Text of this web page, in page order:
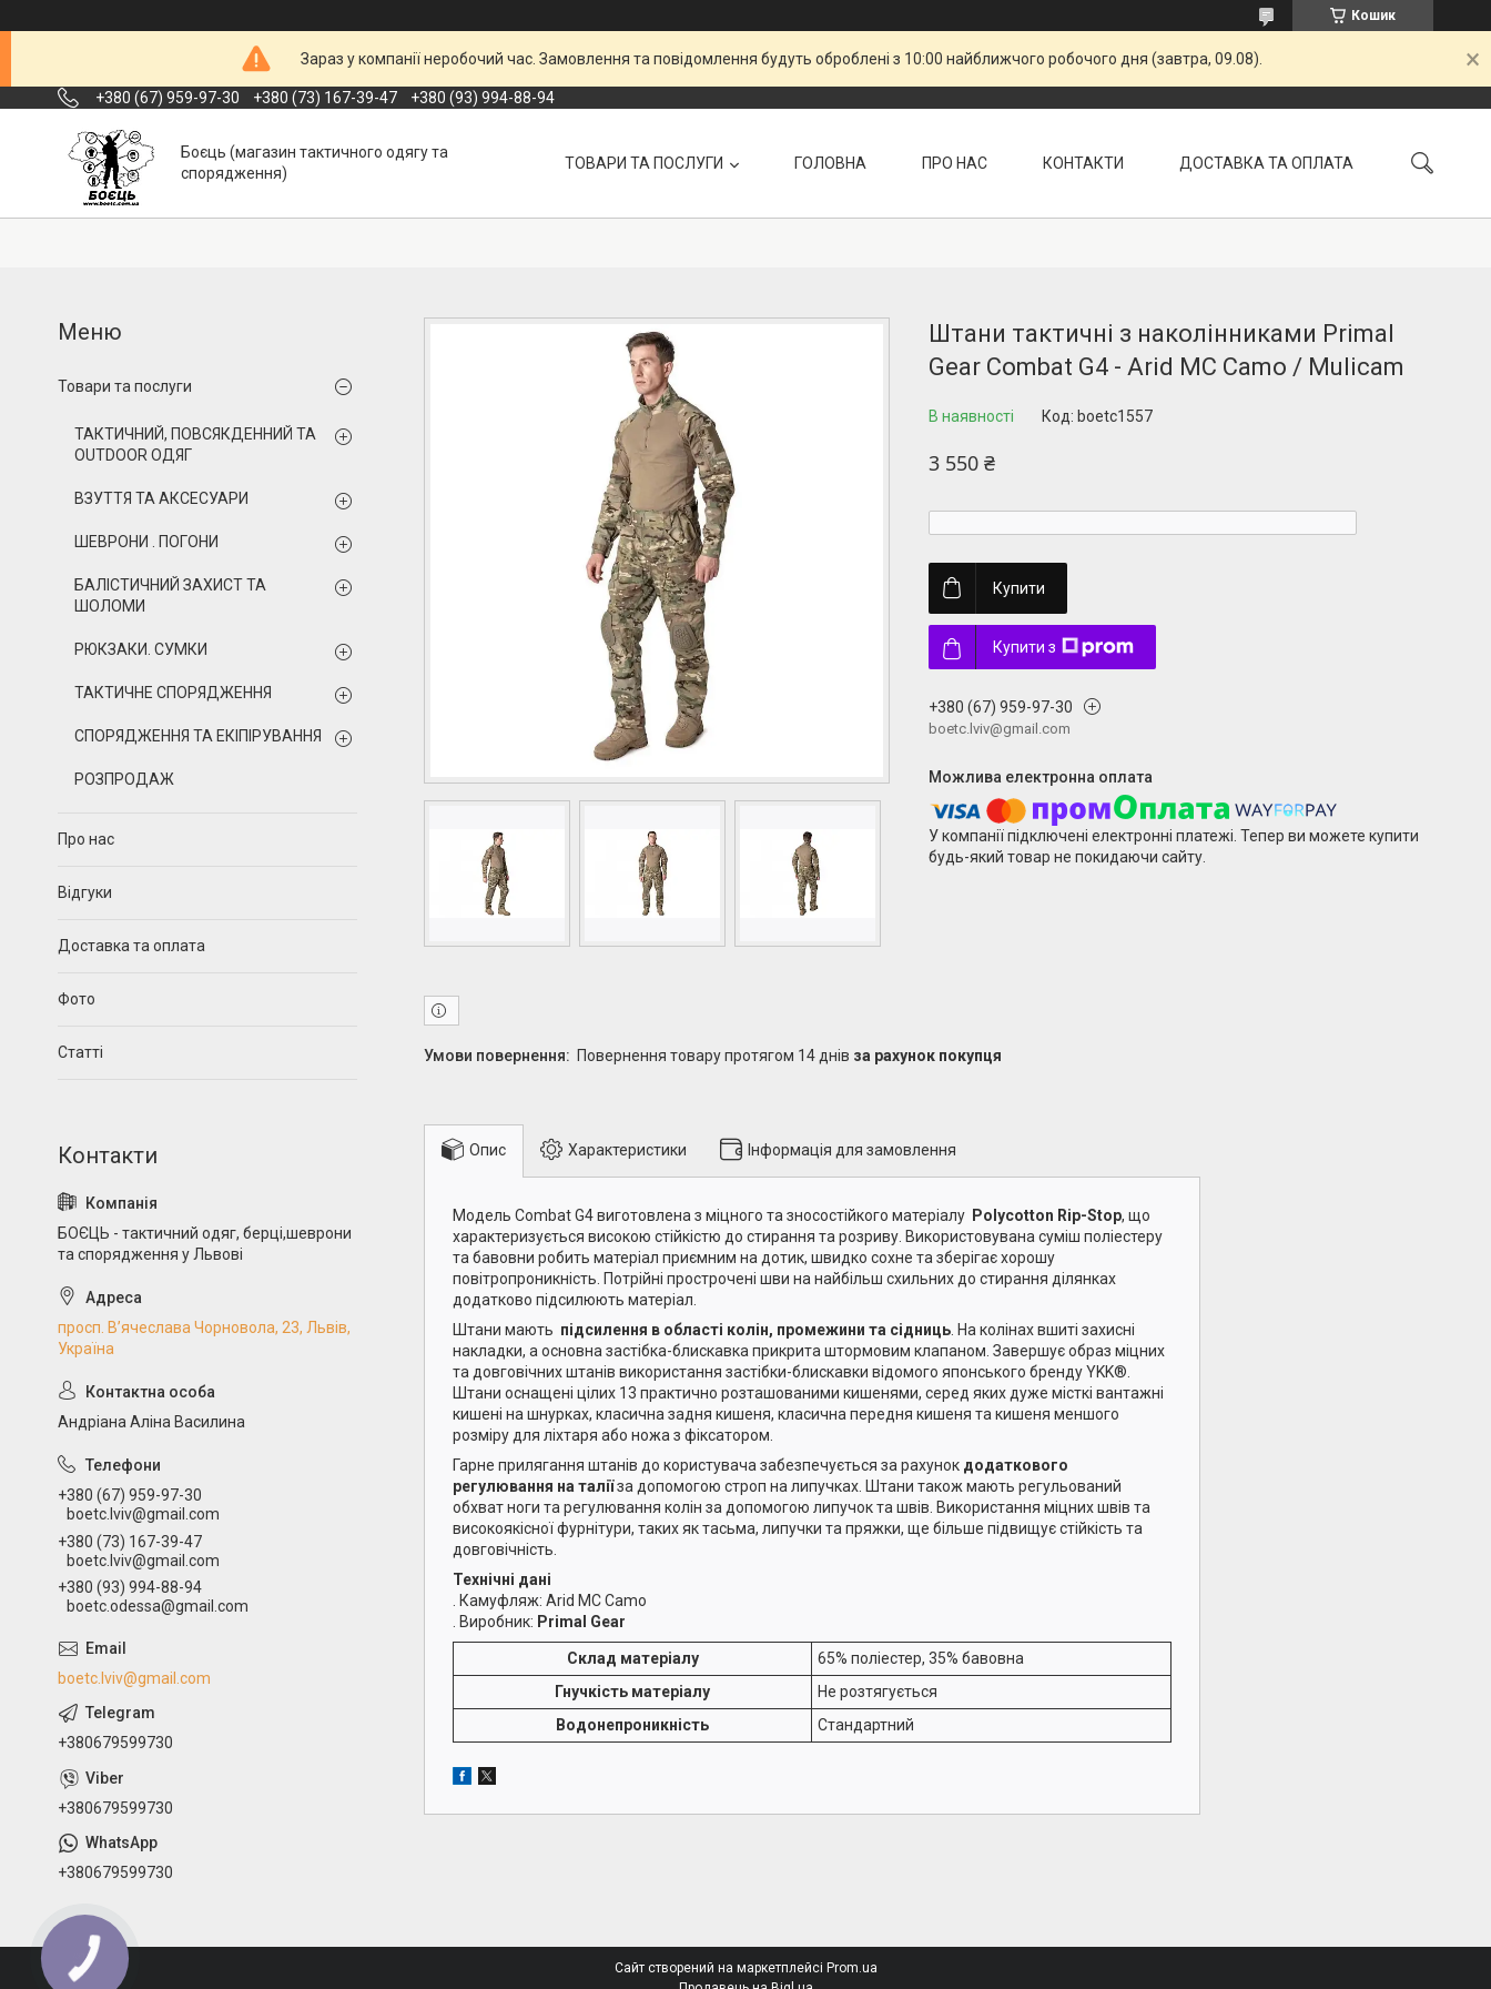
Кошик
Зараз у компанії неробочий час. Замовлення та повідомлення будуть оброблені з 10:00 найближчого робочого дня (завтра, 09.08).
+380 (67) 959-97-30 +380 (73) 167-39-47 +380 (93) 994-88-94
Боєць (магазин тактичного одягу та
спорядження)
ТОВАРИ ТА ПОСЛУГИ ГОЛОВНА ПРО НАС КОНТАКТИ ДОСТАВКА ТА ОПЛАТА
Штани тактичні з наколінниками Primal
Gear Combat G4 - Arid MC Camo / Mulicam
В наявності Код: boetc1557
3 550 ₴
Купити
Купити з
+380 (67) 959-97-30
boetc.lviv@gmail.com
У компанії підключені електронні платежі. Тепер ви можете купити
будь-який товар не покидаючи сайту.
повернення товару протягом 14 днів за рахунок покупця
Опис Характеристики Інформація для замовлення
Модель Combat G4 виготовлена з міцного та зносостійкого матеріалу Polycotton Rip-Stop, що
характеризується високою стійкістю до стирання та розриву. Використовувана суміш поліестеру
та бавовни робить матеріал приємним на дотик, швидко сохне та зберігає хорошу
повітропроникність. Потрійні прострочені шви на найбільш схильних до стирання ділянках
додатково підсилюють матеріал.
Штани мають підсилення в області колін, промежини та сідниць . На колінах вшиті захисні
накладки, а основна застібка-блискавка прикрита штормовим клапаном. Завершує образ міцних
та довговічних штанів використання застібки-блискавки відомого японського бренду YKK®.
Штани оснащені цілих 13 практично розташованими кишенями, серед яких дуже місткі вантажні
кишені на шнурках, класична задня кишеня, класична передня кишеня та кишеня меншого
розміру для ліхтаря або ножа з фіксатором.
Гарне прилягання штанів до користувача забезпечується за рахунок додаткового
регулювання на таліїза допомогою строп на липучках. Штани також мають регульований
обхват ноги та регулювання колін за допомогою липучок та швів. Використання міцних швів та
високоякісної фурнітури, таких як тасьма, липучки та пряжки, ще більше підвищує стійкість та
довговічність.
Технічні дані
. Камуфляж: Arid MC Camo
. Виробник: Primal Gear
Склад матеріалу
65% поліестер, 35% бавовна
Гнучкість матеріалу
Не розтягується
Водонепроникність
Стандартний
Товари та послуги
ТАКТИЧНИЙ, ПОВСЯКДЕННИЙ ТА
OUTDOOR ОДЯГ
ВЗУТТЯ ТА АКСЕСУАРИ
ШЕВРОНИ . ПОГОНИ
БАЛІСТИЧНИЙ ЗАХИСТ ТА
ШОЛОМИ
РЮКЗАКИ. СУМКИ
ТАКТИЧНЕ СПОРЯДЖЕННЯ
СПОРЯДЖЕННЯ ТА ЕКІПІРУВАННЯ
РОЗПРОДАЖ
Про нас
Відгуки
Доставка та оплата
Фото
Статті
БОЄЦЬ - тактичний одяг, берці,шеврони
та спорядження у Львові
просп. В’ячеслава Чорновола, 23, Львів,
Україна
Андріана Аліна Василина
+380 (67) 959-97-30
boetc.lviv@gmail.com
+380 (73) 167-39-47
boetc.lviv@gmail.com
+380 (93) 994-88-94
boetc.odessa@gmail.com
boetc.lviv@gmail.com
+380679599730
+380679599730
+380679599730
Сайт створений на маркетплейсі Prom.ua
КНОПКА
ЗВ'ЯЗКУ